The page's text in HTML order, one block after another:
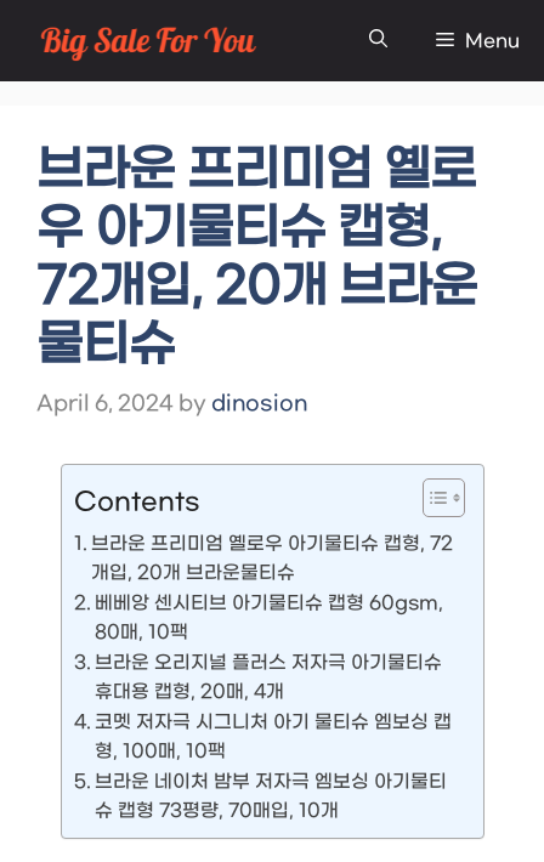
Skip
to
Menu
브라운 프리미엄 옐로
우 아기물티슈 캡형,
72개입, 20개 브라운
물티슈
April 6, 2024 by dinosion
Contents
브라운 프리미엄 옐로우 아기물티슈 캡형, 72
개입, 20개 브라운물티슈
베베앙 센시티브 아기물티슈 캡형 60gsm,
80매, 10팩
브라운 오리지널 플러스 저자극 아기물티슈
휴대용 캡형, 20매, 4개
코멧 저자극 시그니처 아기 물티슈 엠보싱 캡
형, 100매, 10팩
브라운 네이처 밤부 저자극 엠보싱 아기물티
슈 캡형 73평량, 70매입, 10개